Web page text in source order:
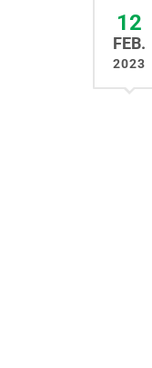
12
FEB.
2023